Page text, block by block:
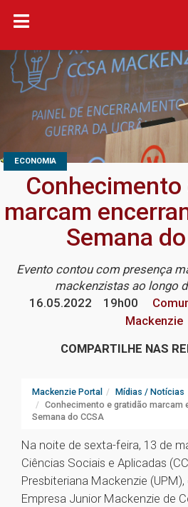
ECONOMIA
marcam
Semana
Evento contou com presença
mackenzistas ao longo
16.05.2022
19h00
Mackenzie
COMPARTILHE NAS
Mackenzie Portal Mídias / Notícias
Conhecimento e gratidão marcam
Semana do CCSA
Na noite de sexta-feira, 13 de
Ciências Sociais e Aplicadas
Presbiteriana Mackenzie
Empresa Junior Mackenzie de